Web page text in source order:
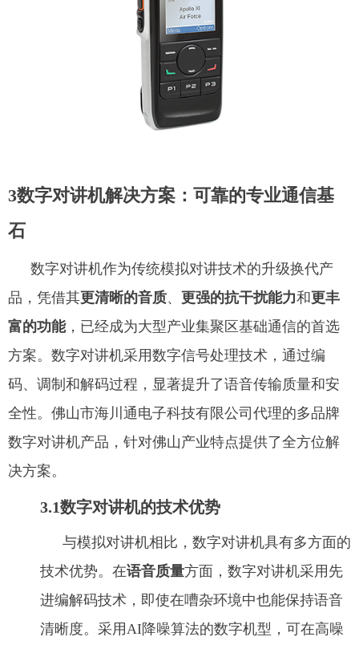
3数字对讲机解决方案：可靠的专业通信基
石
数字对讲机作为传统模拟对讲技术的升级换代产
品，凭借其更清晰的音质、 更强的抗干扰能力和更丰
富的功能，已经成为大型产业集聚区基础通信的首选
方案。数字对讲机采用数字信号处理技术，通过编
码、调制和解码过程，显著提升了语音传输质量和安
全性。佛山市海川通电子科技有限公司代理的多品牌
数字对讲机产品，针对佛山产业特点提供了全方位解
决方案。
3.1数字对讲机的技术优势
与模拟对讲机相比，数字对讲机具有多方面的
技术优势。在语音质量方面，数字对讲机采用先
进编解码技术，即使在嘈杂环境中也能保持语音
清晰度。采用AI降噪算法的数字机型，可在高噪